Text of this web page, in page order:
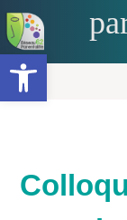
Ouvrir la barre d’outils